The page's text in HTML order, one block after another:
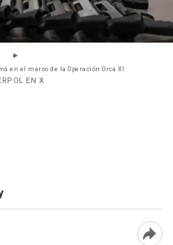
en el marco de la Operación Orca XI
EN X